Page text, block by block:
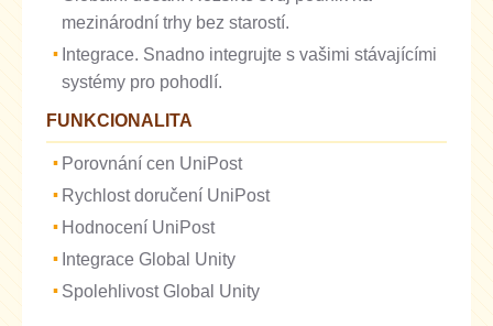
mezinárodní trhy bez starostí.
Integrace. Snadno integrujte s vašimi stávajícími
systémy pro pohodlí.
FUNKCIONALITA
Porovnání cen UniPost
Rychlost doručení UniPost
Hodnocení UniPost
Integrace Global Unity
Spolehlivost Global Unity